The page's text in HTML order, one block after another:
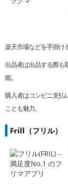
楽天市場などを手掛け
出品者は出品する際も
能。
購入者はコンビニ支払
ことも魅力。
Frill（フリル）